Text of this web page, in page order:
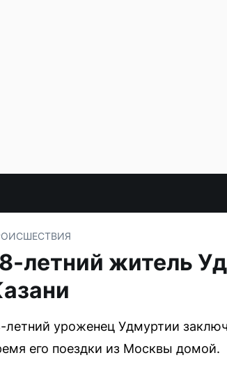
летний житель
летний уроженец Удмуртии
его поездки из Москвы домой.